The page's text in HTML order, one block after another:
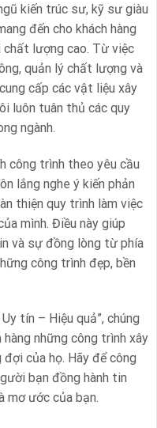
kiến trúc sư, kỹ sư giàu
đến cho khách hàng
lượng cao. Từ việc
quản lý chất lượng và
cấp các vật liệu xây
luôn tuân thủ các quy
ngành.
công trình theo yêu cầu
lắng nghe ý kiến phản
thiện quy trình làm việc
mình. Điều này giúp
và sự đồng lòng từ phía
công trình đẹp, bền
tín – Hiệu quả”, chúng
những công trình xây
của họ. Hãy để công
bạn đồng hành tin
mơ ước của bạn.